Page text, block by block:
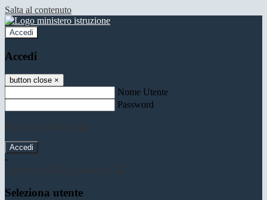
Salta al contenuto
Accedi
Accedi
button close ×
Nome Utente
Password
-
Seleziona utente